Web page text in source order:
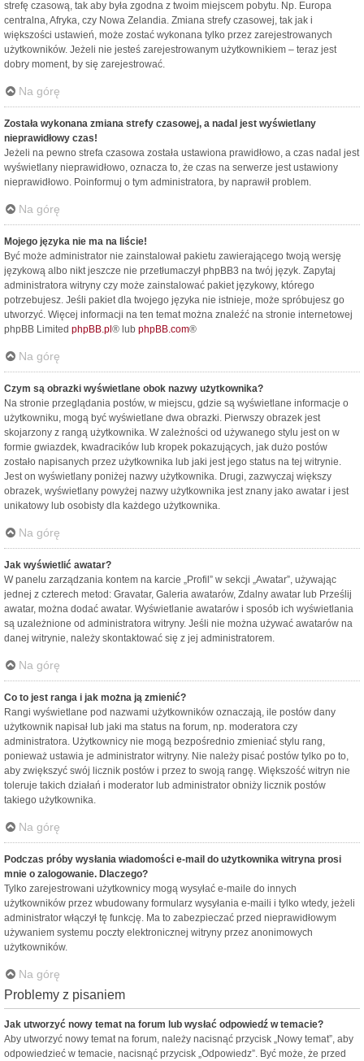
strefę czasową, tak aby była zgodna z twoim miejscem pobytu. Np. Europa
centralna, Afryka, czy Nowa Zelandia. Zmiana strefy czasowej, tak jak i
większości ustawień, może zostać wykonana tylko przez zarejestrowanych
użytkowników. Jeżeli nie jesteś zarejestrowanym użytkownikiem – teraz jest
dobry moment, by się zarejestrować.
Na górę
Została wykonana zmiana strefy czasowej, a nadal jest wyświetlany
nieprawidłowy czas!
Jeżeli na pewno strefa czasowa została ustawiona prawidłowo, a czas nadal jest
wyświetlany nieprawidłowo, oznacza to, że czas na serwerze jest ustawiony
nieprawidłowo. Poinformuj o tym administratora, by naprawił problem.
Na górę
Mojego języka nie ma na liście!
Być może administrator nie zainstalował pakietu zawierającego twoją wersję
językową albo nikt jeszcze nie przetłumaczył phpBB3 na twój język. Zapytaj
administratora witryny czy może zainstalować pakiet językowy, którego
potrzebujesz. Jeśli pakiet dla twojego języka nie istnieje, może spróbujesz go
utworzyć. Więcej informacji na ten temat można znaleźć na stronie internetowej
phpBB Limited phpBB.pl ® lub phpBB.com®
Na górę
Czym są obrazki wyświetlane obok nazwy użytkownika?
Na stronie przeglądania postów, w miejscu, gdzie są wyświetlane informacje o
użytkowniku, mogą być wyświetlane dwa obrazki. Pierwszy obrazek jest
skojarzony z rangą użytkownika. W zależności od używanego stylu jest on w
formie gwiazdek, kwadracików lub kropek pokazujących, jak dużo postów
zostało napisanych przez użytkownika lub jaki jest jego status na tej witrynie.
Jest on wyświetlany poniżej nazwy użytkownika. Drugi, zazwyczaj większy
obrazek, wyświetlany powyżej nazwy użytkownika jest znany jako awatar i jest
unikatowy lub osobisty dla każdego użytkownika.
Na górę
Jak wyświetlić awatar?
W panelu zarządzania kontem na karcie „Profil” w sekcji „Awatar”, używając
jednej z czterech metod: Gravatar, Galeria awatarów, Zdalny awatar lub Prześlij
awatar, można dodać awatar. Wyświetlanie awatarów i sposób ich wyświetlania
są uzależnione od administratora witryny. Jeśli nie można używać awatarów na
danej witrynie, należy skontaktować się z jej administratorem.
Na górę
Co to jest ranga i jak można ją zmienić?
Rangi wyświetlane pod nazwami użytkowników oznaczają, ile postów dany
użytkownik napisał lub jaki ma status na forum, np. moderatora czy
administratora. Użytkownicy nie mogą bezpośrednio zmieniać stylu rang,
ponieważ ustawia je administrator witryny. Nie należy pisać postów tylko po to,
aby zwiększyć swój licznik postów i przez to swoją rangę. Większość witryn nie
toleruje takich działań i moderator lub administrator obniży licznik postów
takiego użytkownika.
Na górę
Podczas próby wysłania wiadomości e-mail do użytkownika witryna prosi
mnie o zalogowanie. Dlaczego?
Tylko zarejestrowani użytkownicy mogą wysyłać e-maile do innych
użytkowników przez wbudowany formularz wysyłania e-maili i tylko wtedy, jeżeli
administrator włączył tę funkcję. Ma to zabezpieczać przed nieprawidłowym
używaniem systemu poczty elektronicznej witryny przez anonimowych
użytkowników.
Na górę
Problemy z pisaniem
Jak utworzyć nowy temat na forum lub wysłać odpowiedź w temacie?
Aby utworzyć nowy temat na forum, należy nacisnąć przycisk „Nowy temat”, aby
odpowiedzieć w temacie, nacisnąć przycisk „Odpowiedz”. Być może, że przed